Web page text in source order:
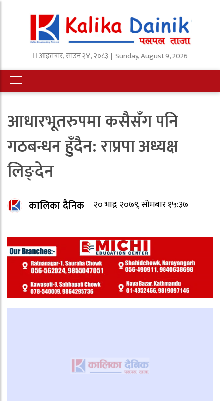
आइतबार,साउन२४,२०८३ | Sunday, August 9, 2026
आधारभूतरुपमा कसैसँग पनि
गठबन्धन हुँदैन: राप्रपा अध्यक्ष
लिङ्देन
कालिका दैनिक २० भाद्र २०७९, सोमबार १५:३७